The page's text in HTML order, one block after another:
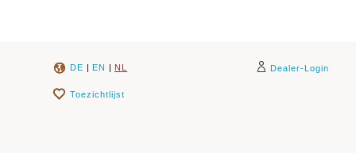
DE | EN | NL Dealer-Login
Toezichtlijst